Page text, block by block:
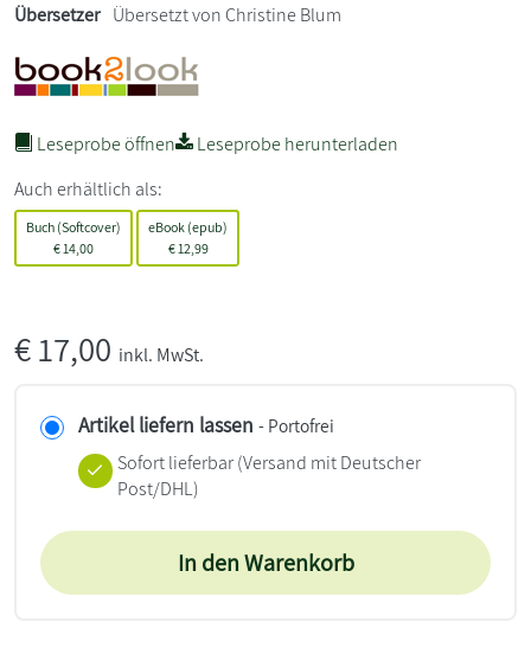
Übersetzer Übersetzt von Christine Blum
Leseprobe öffnen
Leseprobe herunterladen
Auch erhältlich als:
Buch (Softcover)
€ 14,00
eBook (epub)
€12,99
€17,00 inkl. MwSt.
Artikel liefern lassen - Portofrei
Sofort lieferbar(Versand mit Deutscher
Post/DHL)
In den Warenkorb